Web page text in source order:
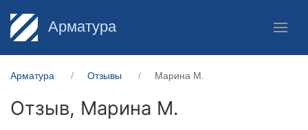
Арматура
Арматура Отзывы Марина М.
Отзыв, Марина М.